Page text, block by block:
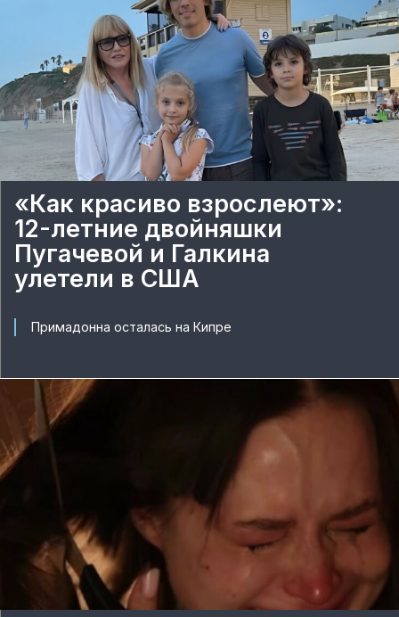
«Как красиво взрослеют»:
12-летние двойняшки
Пугачевой и Галкина
улетели в США
Примадонна осталась на Кипре